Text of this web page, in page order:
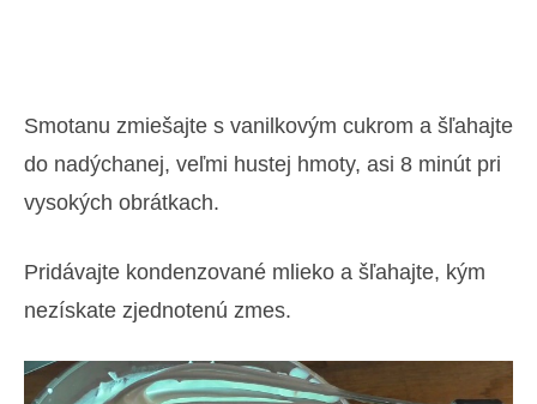
Smotanu zmiešajte s vanilkovým cukrom a šľahajte
do nadýchanej, veľmi hustej hmoty, asi 8 minút pri
vysokých obrátkach.
Pridávajte kondenzované mlieko a šľahajte, kým
nezískate zjednotenú zmes.